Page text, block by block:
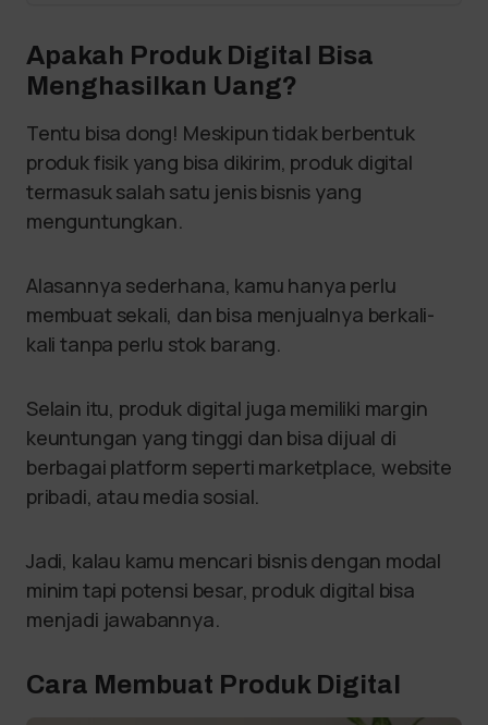
Apakah Produk Digital Bisa
Menghasilkan Uang?
Tentu bisa dong! Meskipun tidak berbentuk
produk fisik yang bisa dikirim, produk digital
termasuk salah satu jenis bisnis yang
menguntungkan.
Alasannya sederhana, kamu hanya perlu
membuat sekali, dan bisa menjualnya berkali-
kali tanpa perlu stok barang.
Selain itu, produk digital juga memiliki margin
keuntungan yang tinggi dan bisa dijual di
berbagai platform seperti marketplace, website
pribadi, atau media sosial.
Jadi, kalau kamu mencari bisnis dengan modal
minim tapi potensi besar, produk digital bisa
menjadi jawabannya.
Cara Membuat Produk Digital